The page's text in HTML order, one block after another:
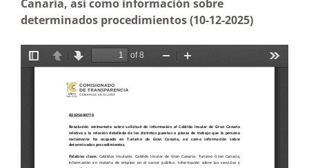
Canaria, así como información sobre
determinados procedimientos(10-12-2025)